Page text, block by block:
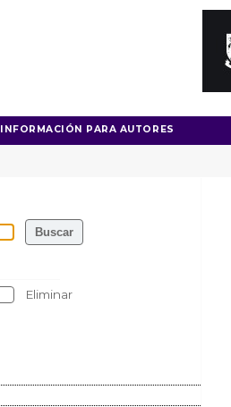
INFORMACIÓN PARA AUTORES
Eliminar